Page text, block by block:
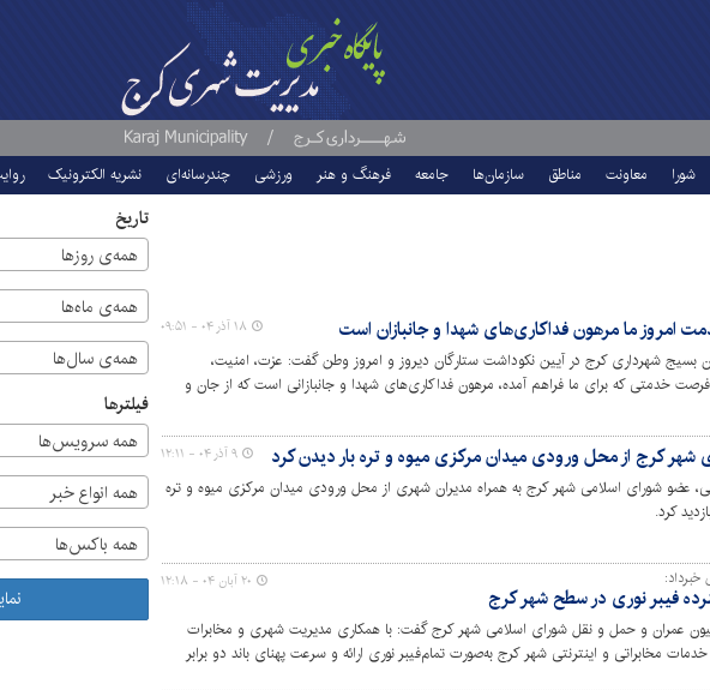
شورا معاونت مناطق سازمان‌ها جامعه فرهنگ و هنر ورزشی چندرسانه‌ای نشریه الکترونیک
امروز ما مرهون فداکاری‌های شهدا و جانبازان است
بسیج شهرداری کرج در آیین نکوداشت ستارگان دیروز و امروز وطن گفت: عزت، امنیت،
خدمتی که برای ما فراهم آمده، مرهون فداکاری‌های شهدا و جانبازانی است که از جان و
سرافرازان تقدیر کنیم.
۱۸ آذر ۰۴ - ۰۹:۵۱
شهر کرج از محل ورودی میدان مرکزی میوه و تره بار دیدن کرد
عضو شورای اسلامی شهر کرج به همراه مدیران شهری از محل ورودی میدان مرکزی میوه و تره
کرد.
۹ آذر ۰۴ - ۱۲:۱۱
خبرداد:
فیبر نوری در سطح شهر کرج
عمران و حمل و نقل شورای اسلامی شهر کرج گفت: با همکاری مدیریت شهری و مخابرات
خدمات مخابراتی و اینترنتی شهر کرج به‌صورت تمام‌فیبر نوری ارائه و سرعت پهنای باند دو برابر
۲۰ آبان ۰۴ - ۱۲:۱۸
تاریخ
همه‌ی روزها
همه‌ی ماه‌ها
همه‌ی سال‌ها
فیلترها
همه سرویس‌ها
همه انواع خبر
همه باکس‌ها